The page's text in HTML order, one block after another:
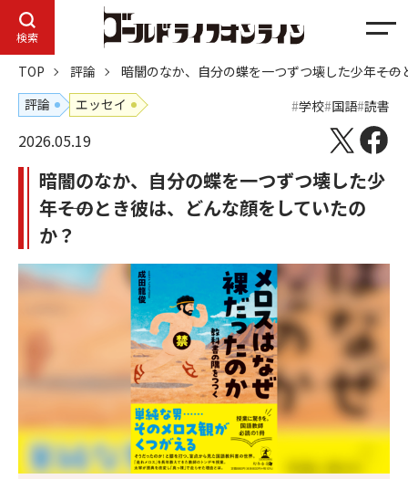
検索
メ
ニ
ュ
ー
TOP 評論
暗闇のなか、自分の蝶を一つずつ壊した少年――そ
評論
エッセイ 学校 国語 読書
2026.05.19
暗闇のなか、自分の蝶を一つずつ壊した少
年――そのとき彼は、どんな顔をしていたの
か？